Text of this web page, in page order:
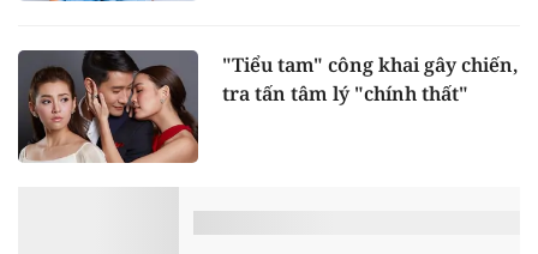
"Tiểu tam" công khai gây chiến,
tra tấn tâm lý "chính thất"